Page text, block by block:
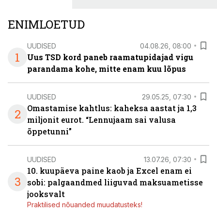
ENIMLOETUD
1
UUDISED 04.08.26, 08:00
Uus TSD kord paneb raamatupidajad vigu
parandama kohe, mitte enam kuu lõpus
2
UUDISED 29.05.25, 07:30
Omastamise kahtlus: kaheksa aastat ja 1,3
miljonit eurot. “Lennujaam sai valusa
õppetunni”
3
UUDISED 13.07.26, 07:30
10. kuupäeva paine kaob ja Excel enam ei
sobi: palgaandmed liiguvad maksuametisse
jooksvalt
Praktilised nõuanded muudatusteks!